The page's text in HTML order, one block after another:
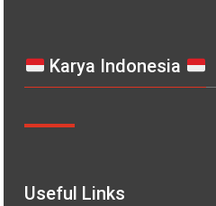
Karya Indonesia
Useful Links